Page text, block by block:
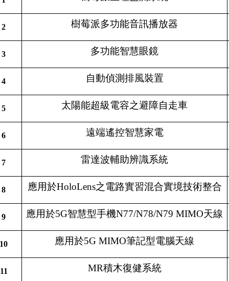
2 樹莓派多功能音訊播放器
3 多功能智慧眼鏡
4 自動偵測排風裝置
5 太陽能超級電容之避障自走車
6 遠端遙控智慧家電
7 雷達波輔助辨識系統
8 應用於HoloLens之電路實習混合實境技術整合
9 應用於5G智慧型手機N77/N78/N79 MIMO天線
10 應用於5G MIMO筆記型電腦天線
11 MR積木復健系統